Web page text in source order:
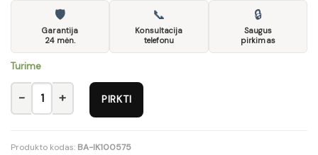
🛡
Garantija
24 mėn.
📞
Konsultacija
telefonu
🔒
Saugus
pirkimas
Turime
produkto kiekis: SZF2D/85-APW
PIRKTI
Produkto kodas: BA-IK100575